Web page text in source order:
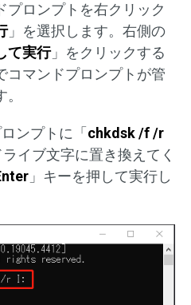
プロンプトを右クリック
」を選択します。右側の
て実行」をクリックする
コマンドプロンプトが管
ンプトに「 chkdsk /f /r
イブ文字に置き換えてく
」キーを押して実行し